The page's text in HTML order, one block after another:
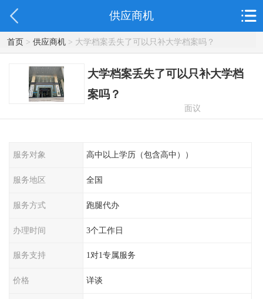
供应商机
首页> 供应商机> 大学档案丢失了可以只补大学档案吗？
大学档案丢失了可以只补大学档
案吗？
面议
服务对象 高中以上学历（包含高中））
服务地区 全国
服务方式 跑腿代办
办理时间 3个工作日
服务支持 1对1专属服务
价格 详谈